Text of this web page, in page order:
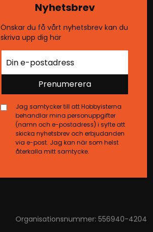
Nyhetsbrev
Önskar du få vårt nyhetsbrev kan du
skriva upp dig här
Prenumerera
Jag samtycker till att Hobbyisterna
behandlar mina personuppgifter
(namn och e-postadress) i syfte att
skicka nyhetsbrev och erbjudanden
via e-post. Jag kan när som helst
återkalla mitt samtycke.
Organisationsnummer: 556940-4204